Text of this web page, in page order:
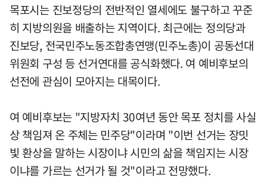
목포시는 진보정당의 전반적인 열세에도 불구하고 꾸준
히 지방의원을 배출하는 지역이다. 최근에는 정의당과
진보당, 전국민주노동조합총연맹(민주노총)이 공동선대
위원회 구성 등 선거연대를 공식화했다. 여 예비후보의
선전에 관심이 모아지는 대목이다.
여 예비후보는 "지방자치 30여년 동안 목포 정치를 사실
상 책임져 온 주체는 민주당"이라며 "이번 선거는 장밋
빛 환상을 말하는 시장이냐 시민의 삶을 책임지는 시장
이냐를 가르는 선거가 될 것"이라고 전망했다.